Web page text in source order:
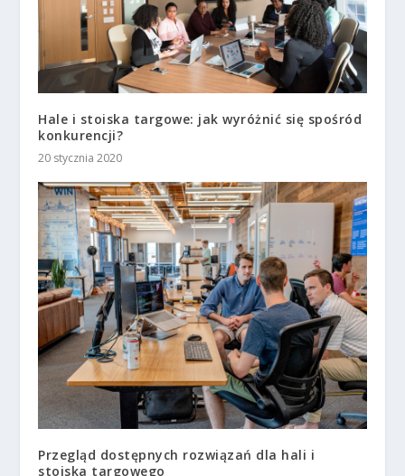
Hale i stoiska targowe: jak wyróżnić się spośród
konkurencji?
20 stycznia 2020
Przegląd dostępnych rozwiązań dla hali i
stoiska targowego